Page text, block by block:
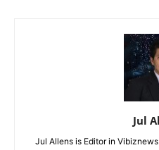
Jul
Jul Allens is Editor in